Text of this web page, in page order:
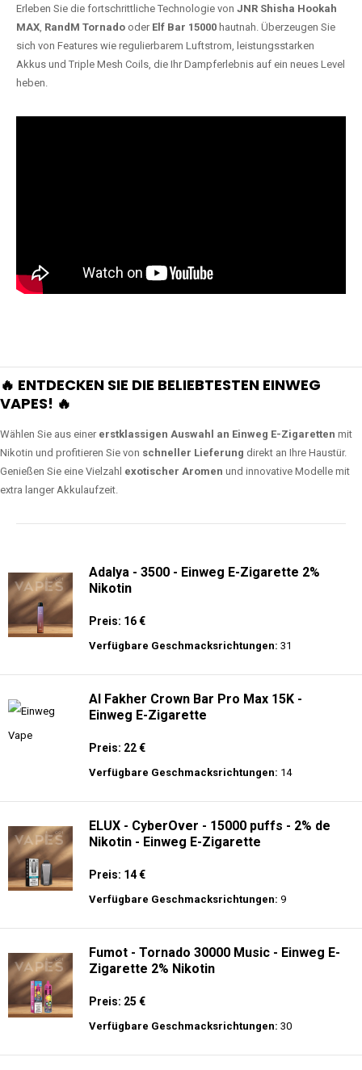
Erleben Sie die fortschrittliche Technologie von JNR Shisha Hookah
MAX, RandM Tornado oder Elf Bar 15000 hautnah. Überzeugen Sie
sich von Features wie regulierbarem Luftstrom, leistungsstarken
Akkus und Triple Mesh Coils, die Ihr Dampferlebnis auf ein neues Level
heben.
🔥 ENTDECKEN SIE DIE BELIEBTESTEN EINWEG
VAPES! 🔥
Wählen Sie aus einer erstklassigen Auswahl an Einweg E-Zigaretten mit
Nikotin und profitieren Sie von schneller Lieferung direkt an Ihre Haustür.
Genießen Sie eine Vielzahl exotischer Aromen und innovative Modelle mit
extra langer Akkulaufzeit.
Adalya - 3500 - Einweg E-Zigarette 2%
Nikotin
Preis: 16 €
Verfügbare Geschmacksrichtungen: 31
Al Fakher Crown Bar Pro Max 15K -
Einweg E-Zigarette
Preis: 22 €
Verfügbare Geschmacksrichtungen: 14
ELUX - CyberOver - 15000 puffs - 2% de
Nikotin - Einweg E-Zigarette
Preis: 14 €
Verfügbare Geschmacksrichtungen: 9
Fumot - Tornado 30000 Music - Einweg E-
Zigarette 2% Nikotin
Preis: 25 €
Verfügbare Geschmacksrichtungen: 30